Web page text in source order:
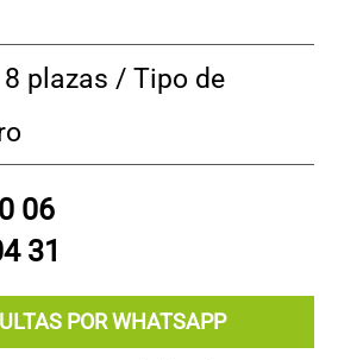
8 plazas / Tipo de
06
31
POR WHATSAPP